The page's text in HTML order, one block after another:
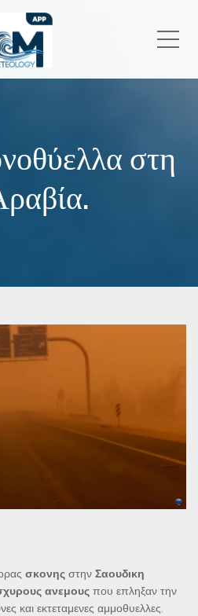
στη
σκονης στην Σαουδικη
ανεμους που επληξαν την
και εκτεταμενες αμμοθυελλες.